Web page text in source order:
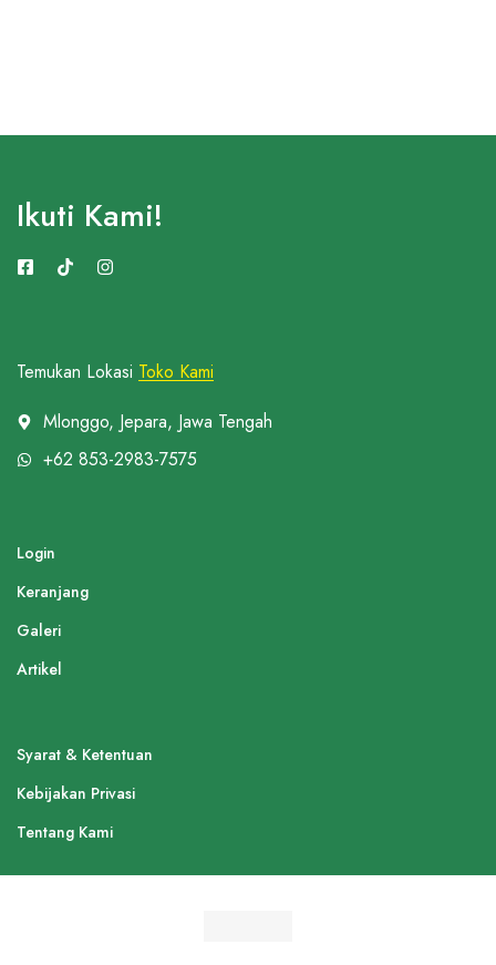
Temukan Lokasi Toko Kami
Mlonggo, Jepara, Jawa Tengah
+62 853-2983-7575
Login
Keranjang
Galeri
Artikel
Syarat & Ketentuan
Kebijakan Privasi
Tentang Kami
Ikuti Kami!